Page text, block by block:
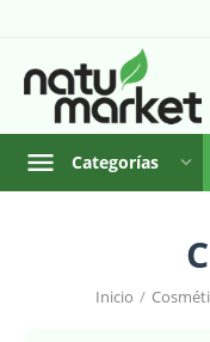
Categorías
Inicio /